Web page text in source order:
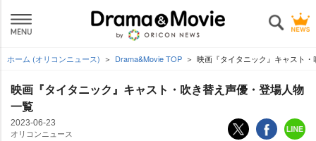
ホーム (オリコンニュース) Drama&Movie TOP 映画『タイタニック』キャスト
映画『タイタニック』キャスト・吹き替え声優・登場人物
一覧
2023-06-23
オリコンニュース